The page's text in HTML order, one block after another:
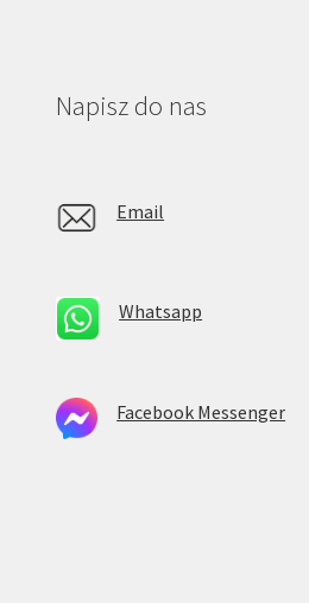
Napisz do nas
Email
Whatsapp
Facebook Messenger